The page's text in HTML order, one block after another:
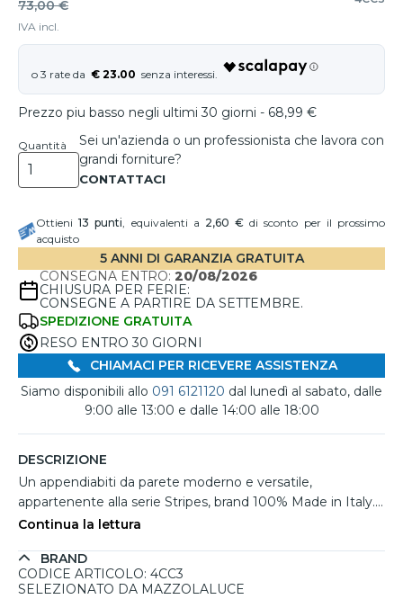
73,00 €
IVA incl.
€ 23.00
Prezzo piu basso negli ultimi 30 giorni - 68,99 €
Quantità
Sei un'azienda o un professionista che lavora con
grandi forniture?
Ottieni13 punti, equivalenti a 2,60 € di sconto per il prossimo
acquisto
5 ANNI DI GARANZIA GRATUITA
CONSEGNA ENTRO: 20/08/2026
CHIUSURA PER FERIE:
CONSEGNE A PARTIRE DA SETTEMBRE.
SPEDIZIONE GRATUITA
RESO ENTRO 30 GIORNI
CHIAMACI PER RICEVERE ASSISTENZA
Siamo disponibili allo 091 6121120 dal lunedì al sabato, dalle
9:00 alle 13:00 e dalle 14:00 alle 18:00
DESCRIZIONE
Un appendiabiti da parete moderno e versatile,
appartenente alla serie Stripes, brand 100% Made in Italy.
Realizzato in fibra di legno MDF con una combinazione
bianco e grigio, si distingue per il suo stile contemporaneo
e funzionale. Dotato di tre robusti ganci in alluminio, è
Continua la lettura
BRAND
CODICE ARTICOLO: 4CC3
SELEZIONATO DA MAZZOLALUCE